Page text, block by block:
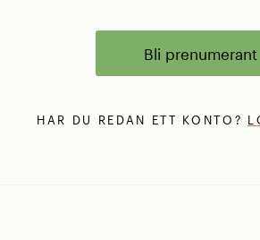
Bli prenumerant
HAR DU REDAN ETT KONTO?